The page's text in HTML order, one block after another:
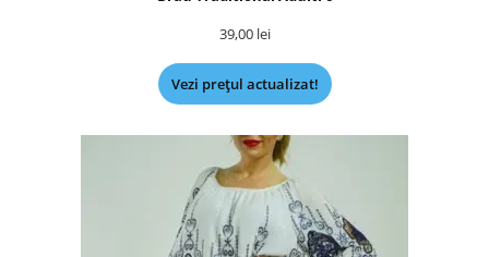
39,00 lei
Vezi prețul actualizat!